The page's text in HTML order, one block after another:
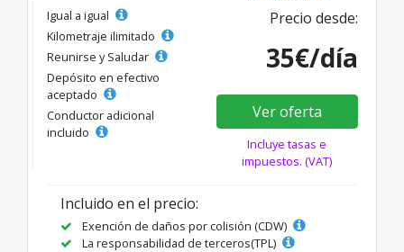
Igual a igual
Kilometraje ilimitado
Reunirse y Saludar
Depósito en efectivo
aceptado
Conductor adicional
incluido
Precio desde:
35€/día
Ver oferta
Incluye tasas e
impuestos. (VAT)
Incluido en el precio:
Exención de daños por colisión (CDW)
La responsabilidad de terceros(TPL)